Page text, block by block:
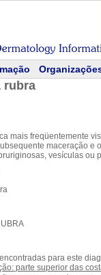
rubra
mais freqüentemente
maceração e
vesículas ou
para este